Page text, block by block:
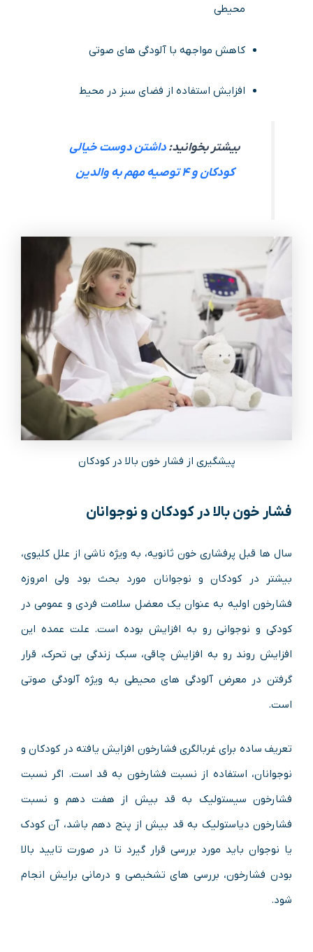
محیطی
کاهش مواجهه با آلودگی های صوتی
افزایش استفاده از فضای سبز در محیط
بیشتر بخوانید:داشتن دوست خیالی
کودکان و ۴ توصیه مهم به والدین
پیشگیری از فشار خون بالا در کودکان
فشار خون بالا در کودکان و نوجوانان
سال ها قبل پرفشاری خون ثانویه، به ویژه ناشی از علل کلیوی،
بیشتر در کودکان و نوجوانان مورد بحث بود ولی امروزه
فشارخون اولیه به عنوان یک معضل سلامت فردی و عمومی در
کودکی و نوجوانی رو به افزایش بوده است. علت عمده این
افزایش روند رو به افزایش چاقی، سبک زندگی بی تحرک، قرار
گرفتن در معرض آلودگی های محیطی به ویژه آلودگی صوتی
است.
تعریف ساده برای غربالگری فشارخون افزایش یافته در کودکان و
نوجوانان، استفاده از نسبت فشارخون به قد است. اگر نسبت
فشارخون سیستولیک به قد بیش از هفت دهم و نسبت
فشارخون دیاستولیک به قد بیش از پنج دهم باشد، آن کودک
یا نوجوان باید مورد بررسی قرار گیرد تا در صورت تایید بالا
بودن فشارخون، بررسی های تشخیصی و درمانی برایش انجام
شود.